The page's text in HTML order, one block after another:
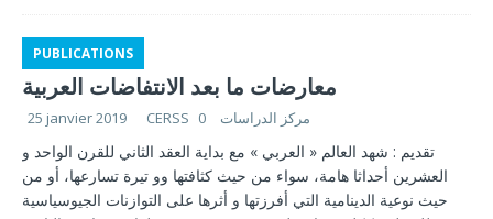
PUBLICATIONS
معارضات ما بعد الانتفاضات العربية
25 janvier 2019 CERSS مركز الدراسات 0
تقديم : شهد العالم « العربي » مع بداية العقد الثاني للقرن الواحد و
العشرين أحداثا هامة، سواء من حيث كثافتها وو تيرة تسارعها، أو من
حيث نوعية الدينامية التي أفرزتها و أثرها على التوازنات الجيوسياسية